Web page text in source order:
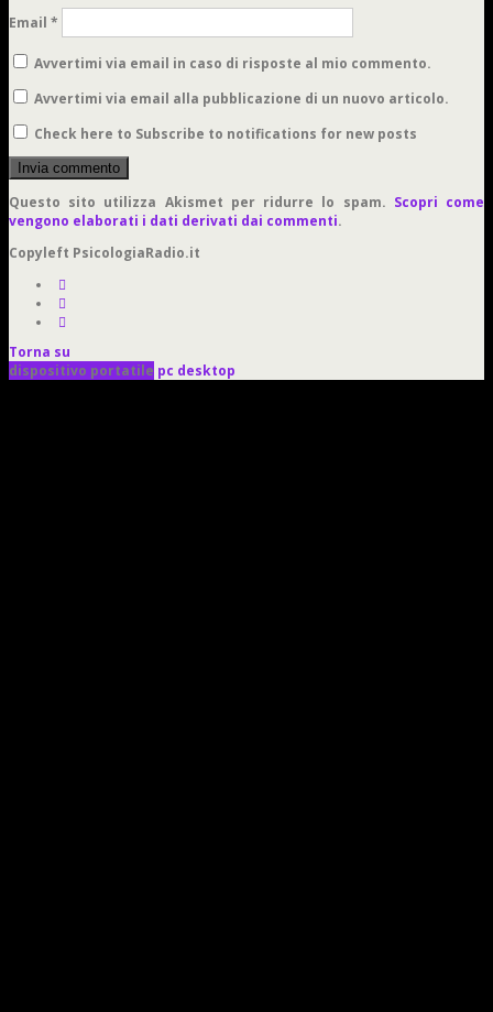
Email *
Avvertimi via email in caso di risposte al mio commento.
Avvertimi via email alla pubblicazione di un nuovo articolo.
Check here to Subscribe to notifications for new posts
Questo sito utilizza Akismet per ridurre lo spam. Scopri come
vengono elaborati i dati derivati dai commenti.
Copyleft PsicologiaRadio.it
Torna su
dispositivo portatile pc desktop